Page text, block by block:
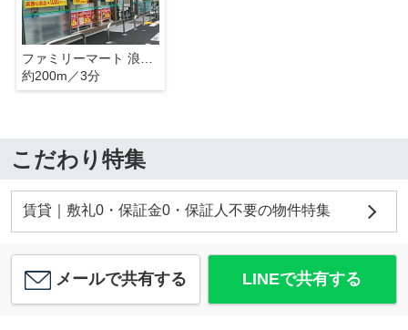
約200m／3分
こだわり特集
賃貸｜敷礼0・保証金0・保証人不要の物件特集
メールで共有する LINEで共有する